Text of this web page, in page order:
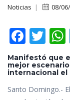
Noticias | 08/
F
ac
e
b
T
w
itt
er
Manifestó que
mejor
internacional el
Santo Domingo.-